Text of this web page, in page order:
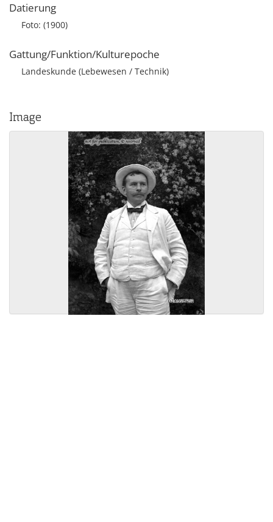
Datierung
Foto: (1900)
Gattung/Funktion/Kulturepoche
Landeskunde (Lebewesen / Technik)
Image